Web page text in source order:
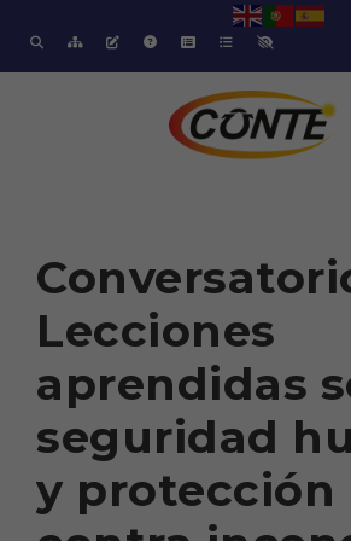
Lecciones
aprendidas
seguridad
y protección